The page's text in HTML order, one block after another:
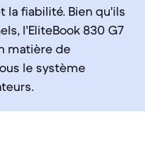
fiabilité. Bien qu'ils
l'EliteBook 830 G7
matière de
le système